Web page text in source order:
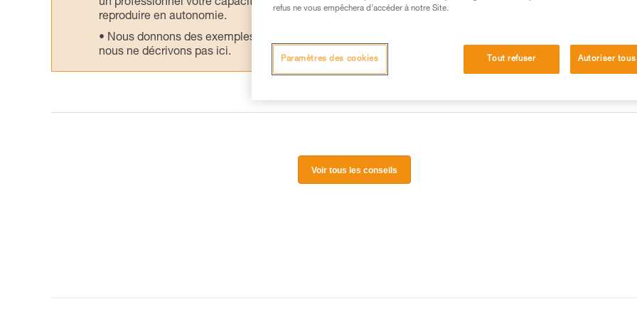
un professionnel votre capacité à refaire la manipulation, seul, en toute sécurité, avant de la
reproduire en autonomie.
Nous donnons des exemples de techniques liées à votre activité. Il peut en exister d’autres que
nous ne décrivons pas ici.
Voir tous les conseils
refus ne vous empêchera d’accéder à notre Site.
Tout refuser Autoriser
Paramètres des cookies